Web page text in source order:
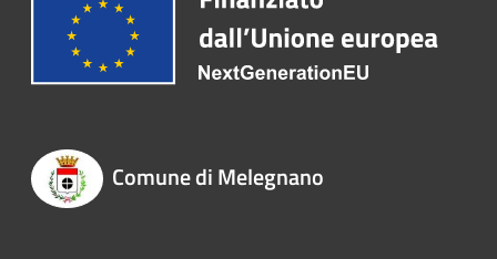
Comune di Melegnano